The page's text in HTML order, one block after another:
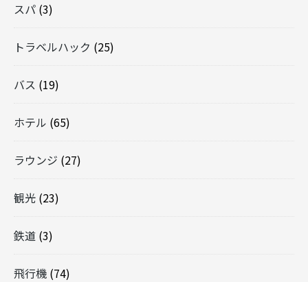
スパ (3)
トラベルハック (25)
バス (19)
ホテル (65)
ラウンジ (27)
観光 (23)
鉄道 (3)
飛行機 (74)